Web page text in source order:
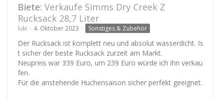
Biete: Verkaufe Simms Dry Creek Z
Rucksack 28,7 Liter
luki 4. Oktober 2023 Sonstiges & Zubehör
Der Rucksack ist komplett neu und absolut wasserdicht. Is
t sicher der beste Rucksack zurzeit am Markt.
Neupreis war 339 Euro, um 239 Euro würde ich ihn verkau
fen.
Für die anstehende Huchensaison sicher perfekt geeignet.